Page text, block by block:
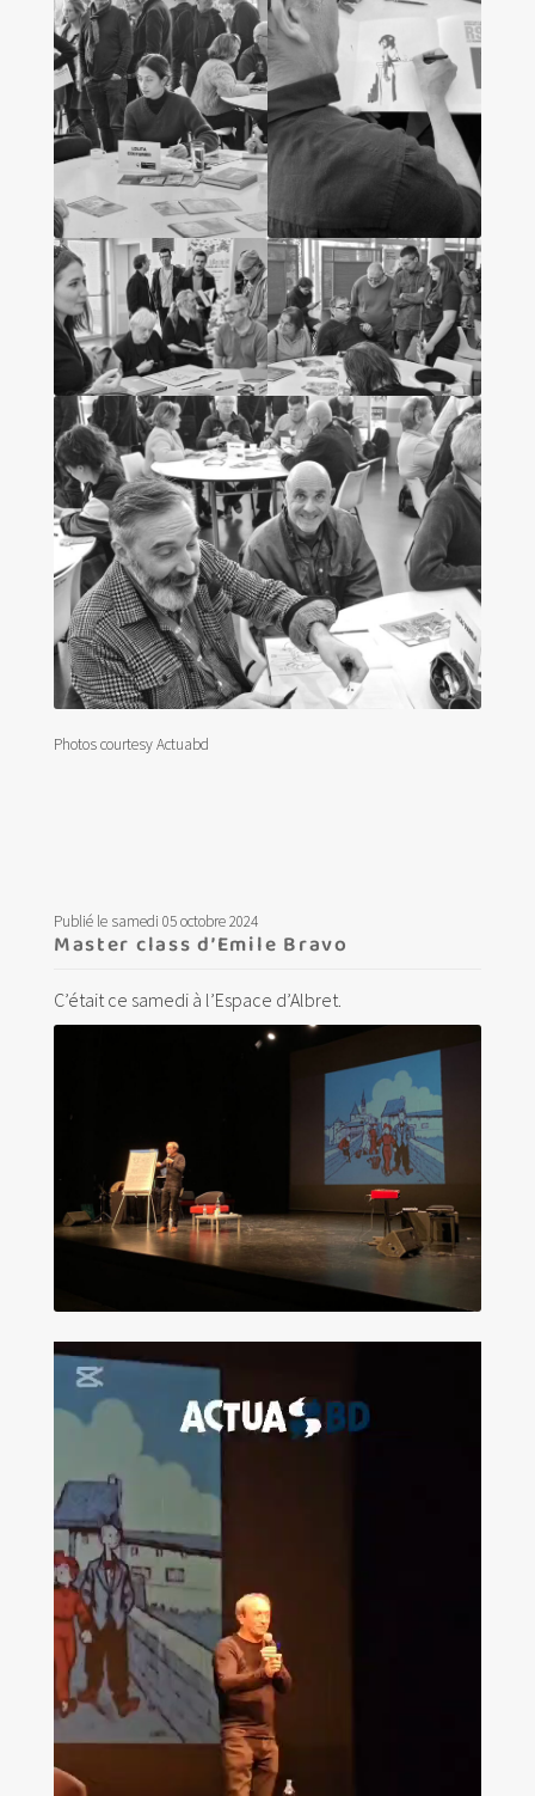
Photos courtesy Actuabd
Publié le samedi 05 octobre 2024
Master class d’Emile Bravo
C’était ce samedi à l’Espace d’Albret.